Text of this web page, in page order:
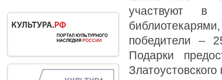
участвуют в
победители –
Подарки
Златоустовского